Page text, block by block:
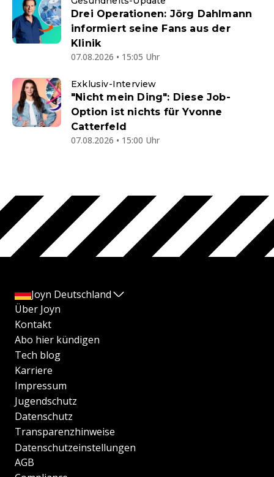
Drei Operationen: Jörg Dahlmann
informiert seine Fans aus der
Klinik
07.08.2026 • 15:05 Uhr
Exklusiv-Interview
"Nicht mein Ding": Diese Job-
Option ist nichts für Yvonne
Catterfeld
07.08.2026 • 15:00 Uhr
Joyn Deutschland
Über Joyn
Kontakt
Abo hier kündigen
Tech blog
Karriere
Impressum
Jugendschutz
Datenschutz
Transparenzhinweise
Datenschutzeinstellungen
AGB